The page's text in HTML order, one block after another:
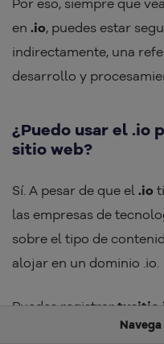
Por eso, siempre que
en .io, puedes estar
indirectamente, una
desarrollo y
¿Puedo usar el .io
sitio web?
Sí. A pesar de que el .io
las empresas de
sobre el tipo de
alojar en un dominio .io.
Puedes registrar
tienda virtual,